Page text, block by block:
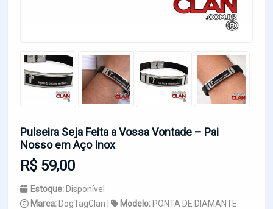
Pulseira Seja Feita a Vossa Vontade – Pai
Nosso em Aço Inox
R$ 59,00
Estoque: Disponível
Marca: DogTagClan | Modelo: PONTA DE DIAMANTE